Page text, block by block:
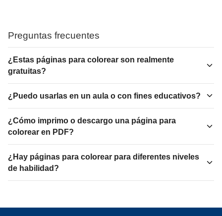
Preguntas frecuentes
¿Estas páginas para colorear son realmente
gratuitas?
¿Puedo usarlas en un aula o con fines educativos?
¿Cómo imprimo o descargo una página para
colorear en PDF?
¿Hay páginas para colorear para diferentes niveles
de habilidad?